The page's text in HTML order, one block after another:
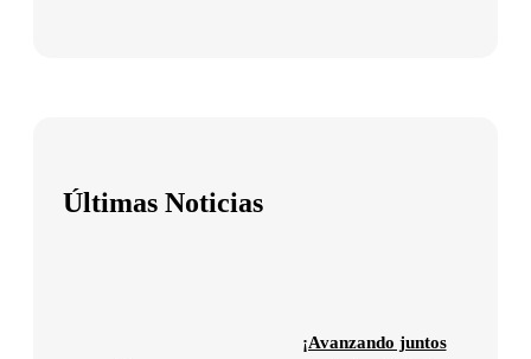
Últimas Noticias
¡Avanzando juntos